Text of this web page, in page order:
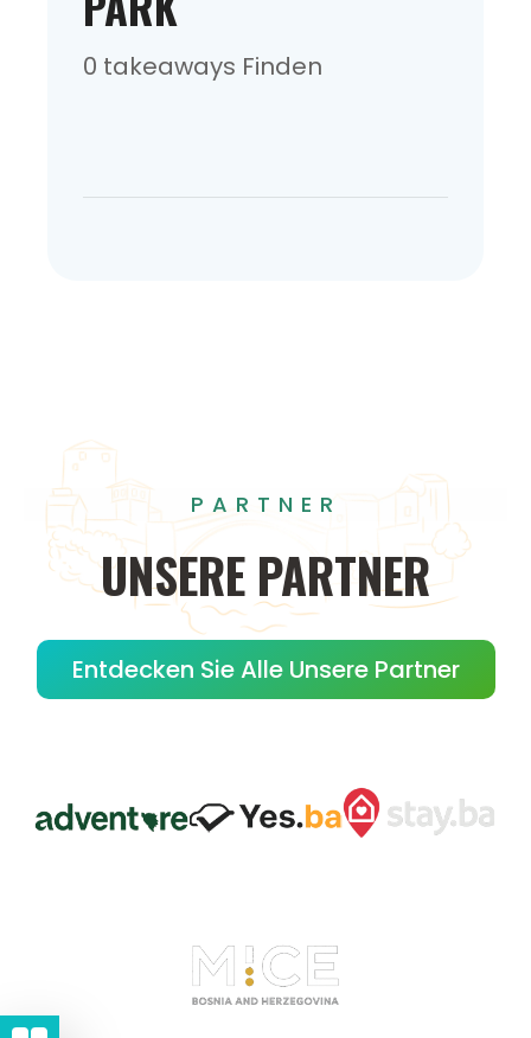
0 takeaways Finden
PARTNER
UNSERE PARTNER
Entdecken Sie Alle Unsere Partner